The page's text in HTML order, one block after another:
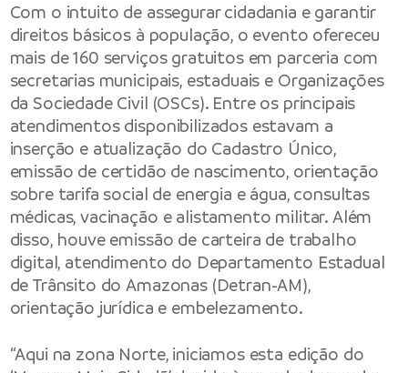
Com o intuito de assegurar cidadania e garantir
direitos básicos à população, o evento ofereceu
mais de 160 serviços gratuitos em parceria com
secretarias municipais, estaduais e Organizações
da Sociedade Civil (OSCs). Entre os principais
atendimentos disponibilizados estavam a
inserção e atualização do Cadastro Único,
emissão de certidão de nascimento, orientação
sobre tarifa social de energia e água, consultas
médicas, vacinação e alistamento militar. Além
disso, houve emissão de carteira de trabalho
digital, atendimento do Departamento Estadual
de Trânsito do Amazonas (Detran-AM),
orientação jurídica e embelezamento.
“Aqui na zona Norte, iniciamos esta edição do